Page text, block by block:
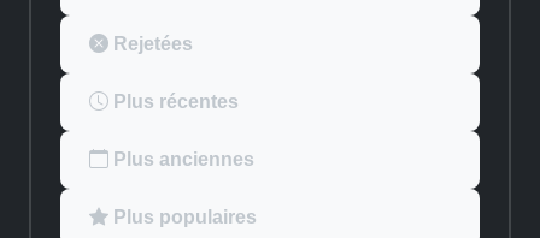
Rejetées
Plus récentes
Plus anciennes
Plus populaires